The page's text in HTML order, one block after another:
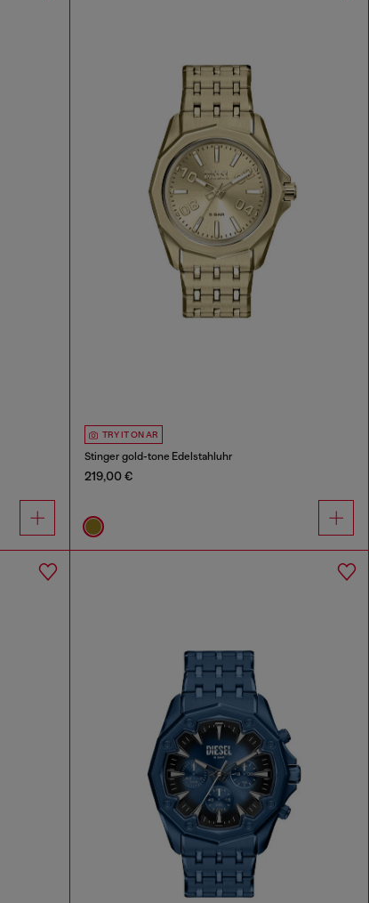
TRY IT ON AR
Stinger gold-tone Edelstahluhr
219,00 €